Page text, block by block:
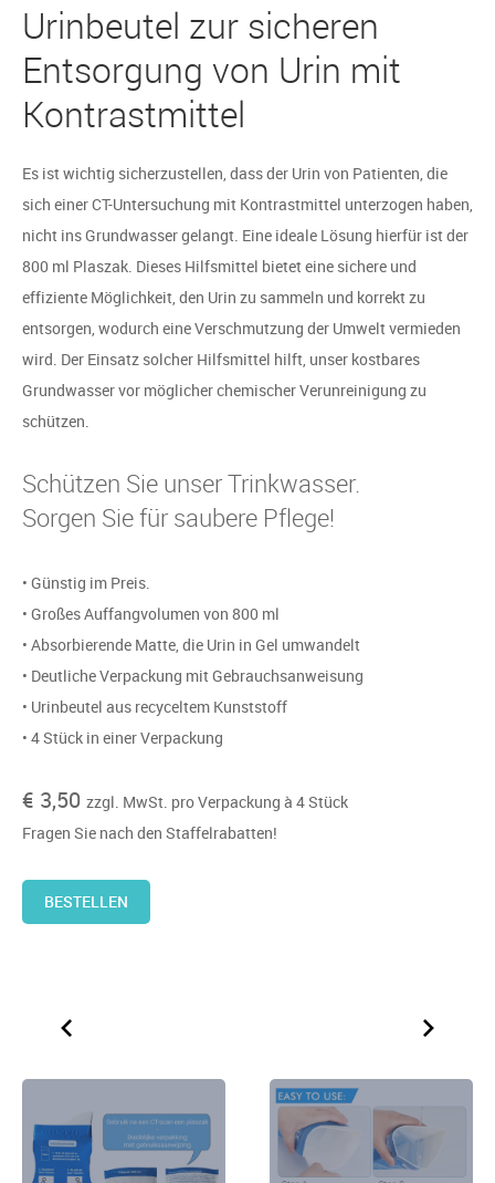
Urinbeutel zur sicheren
Entsorgung von Urin mit
Kontrastmittel
Es ist wichtig sicherzustellen, dass der Urin von Patienten, die
sich einer CT-Untersuchung mit Kontrastmittel unterzogen haben,
nicht ins Grundwasser gelangt. Eine ideale Lösung hierfür ist der
800 ml Plaszak. Dieses Hilfsmittel bietet eine sichere und
effiziente Möglichkeit, den Urin zu sammeln und korrekt zu
entsorgen, wodurch eine Verschmutzung der Umwelt vermieden
wird. Der Einsatz solcher Hilfsmittel hilft, unser kostbares
Grundwasser vor möglicher chemischer Verunreinigung zu
schützen.
Schützen Sie unser Trinkwasser.
Sorgen Sie für saubere Pflege!
• Günstig im Preis.
• Großes Auffangvolumen von 800 ml
• Absorbierende Matte, die Urin in Gel umwandelt
• Deutliche Verpackung mit Gebrauchsanweisung
• Urinbeutel aus recyceltem Kunststoff
• 4 Stück in einer Verpackung
€ 3,50 zzgl. MwSt. pro Verpackung à 4 Stück
Fragen Sie nach den Staffelrabatten!
BESTELLEN